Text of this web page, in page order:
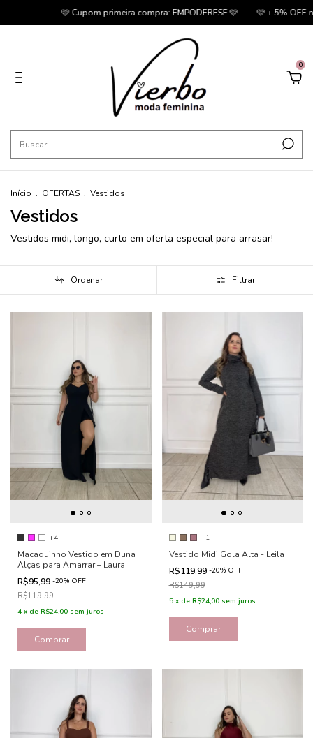
0
🩷 Cupom primeira compra: EMPODERESE 🩷 🩷 + 5% OFF no PIX 🩷
Início . OFERTAS . Vestidos
Vestidos
Vestidos midi, longo, curto em oferta especial para arrasar!
Ordenar Filtrar
+4
Macaquinho Vestido em Duna
Alças para Amarrar – Laura
R$95,99 -20% OFF
R$119,99
4 x de R$24,00 sem juros
Comprar
+1
Vestido Midi Gola Alta - Leila
R$119,99 -20% OFF
R$149,99
5 x de R$24,00 sem juros
Comprar